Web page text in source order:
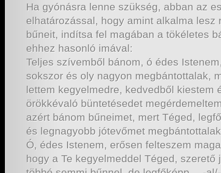
Ha gyónásra lenne szükség, abban az
elhatározással, hogy amint alkalma lesz
bűneit, indítsa fel magában a tökéletes
ehhez hasonló imával:
Teljes szívemből bánom, ó édes
sokszor és oly nagyon megbántottalak,
lettem kegyelmedre, kedvedből kiestem
örökkévaló büntetésedet
azért bánom bűneimet, mert Téged,
és legnagyobb jótevőmet
Ó, édes Istenem, erősen felteszem
hogy a Te kegyelmeddel Téged, szerető